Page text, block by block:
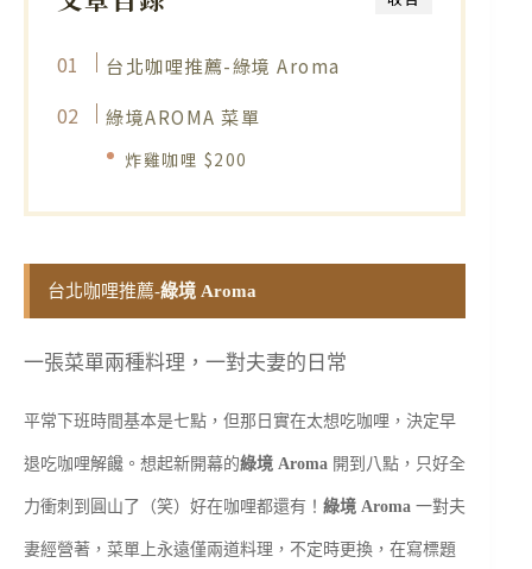
台北咖哩推薦-綠境 Aroma
綠境AROMA 菜單
炸雞咖哩 $200
台北咖哩推薦-綠境 Aroma
一張菜單兩種料理，一對夫妻的日常
平常下班時間基本是七點，但那日實在太想吃咖哩，決定早
退吃咖哩解饞。想起新開幕的綠境 Aroma 開到八點，只好全
力衝刺到圓山了（笑）好在咖哩都還有！ 綠境 Aroma 一對夫
妻經營著，菜單上永遠僅兩道料理，不定時更換，在寫標題